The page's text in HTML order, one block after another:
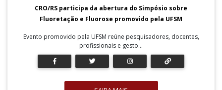
CRO/RS participa da abertura do Simpósio sobre
Fluoretação e Fluorose promovido pela UFSM
Evento promovido pela UFSM reúne pesquisadores, docentes,
profissionais e gesto...